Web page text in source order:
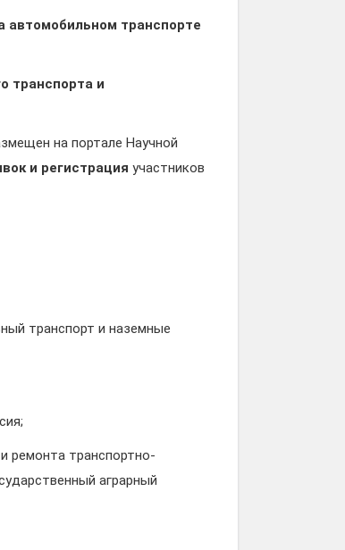
автомобильном транспорте
транспорта и
на портале Научной
и регистрация участников
транспорт и наземные
ремонта транспортно-
аграрный